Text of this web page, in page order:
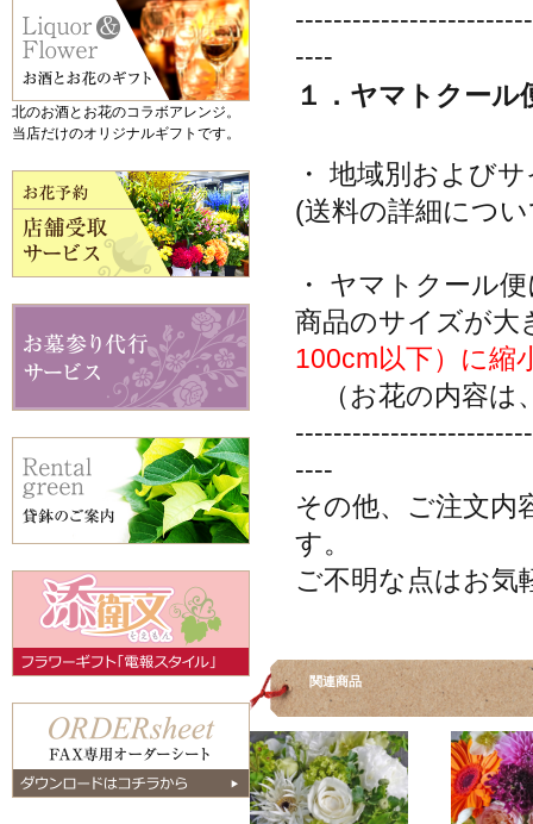
----
１．ヤマトクール
・ 地域別および
(送料の詳細につ
・ ヤマトクール
商品のサイズが大
100cm以下）に縮
（お花の内容は
----
その他、ご注文内
す。
ご不明な点はお気
関連商品
北のお酒とお花のコラボアレンジ。
当店だけのオリジナルギフトです。